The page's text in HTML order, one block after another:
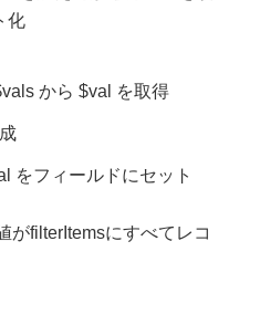
化
から $val を取得
をフィールドにセット
がfilterItemsにすべてレコ